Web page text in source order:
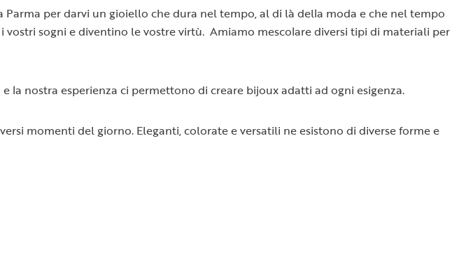
per darvi un gioiello che dura nel tempo, al di là della moda e che nel tempo
sogni e diventino le vostre virtù. Amiamo mescolare diversi tipi di materiali per
la nostra esperienza ci permettono di creare bijoux adatti ad ogni esigenza.
momenti del giorno. Eleganti, colorate e versatili ne esistono di diverse forme e